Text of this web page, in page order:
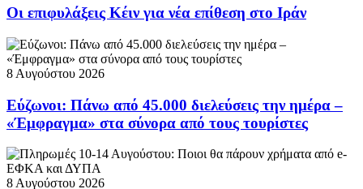
Οι επιφυλάξεις Κέιν για νέα επίθεση στο Ιράν
8 Αυγούστου 2026
Εύζωνοι: Πάνω από 45.000 διελεύσεις την ημέρα –
«Έμφραγμα» στα σύνορα από τους τουρίστες
8 Αυγούστου 2026